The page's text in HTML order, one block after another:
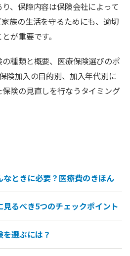
り、保障内容は保険会社によって
族の生活を守るためにも、適切
が重要です。
種類と概要、医療保険選びのポ
険加入の目的別、加入年代別に
険の見直しを行なうタイミング
なときに必要？医療費のきほん
見るべき5つのチェックポイント
を選ぶには？